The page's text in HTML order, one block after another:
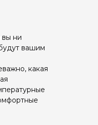
вы ни
вашим
какая